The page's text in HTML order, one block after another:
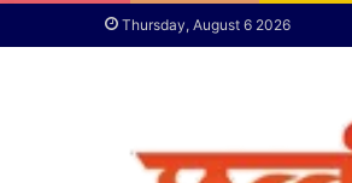
Thursday, August 6 2026